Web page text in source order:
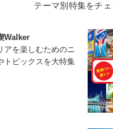
テーマ別特集をチェ
Walker
アを楽しむためのニ
トピックスを大特集